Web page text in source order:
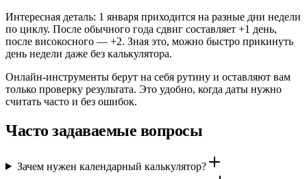
Интересная деталь: 1 января приходится на разные дни недели
по циклу. После обычного года сдвиг составляет +1 день,
после високосного — +2. Зная это, можно быстро прикинуть
день недели даже без калькулятора.
Онлайн-инструменты берут на себя рутину и оставляют вам
только проверку результата. Это удобно, когда даты нужно
считать часто и без ошибок.
Часто задаваемые вопросы
Зачем нужен календарный калькулятор?